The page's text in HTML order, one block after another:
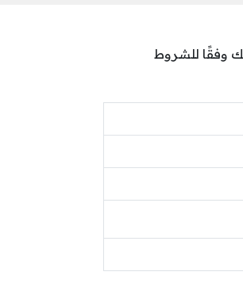
وفقًا للشروط